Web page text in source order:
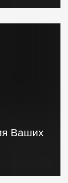
Ваших